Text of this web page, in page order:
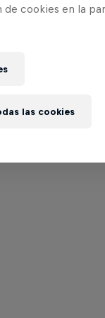
de cookies en la
las cookies